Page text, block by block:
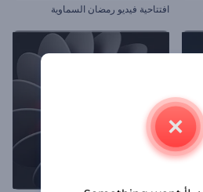
افتتاحية فيديو رمضان السماوية